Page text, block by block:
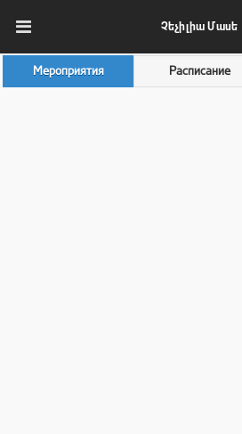
Չեչիլիա Մասե
Мероприятия Расписание